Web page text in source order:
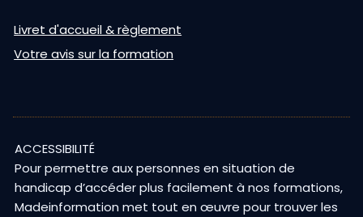
Livret d'accueil & règlement
Votre avis sur la formation
ACCESSIBILITÉ
Pour permettre aux personnes en situation de
handicap d’accéder plus facilement à nos formations,
Madeinformation met tout en œuvre pour trouver les